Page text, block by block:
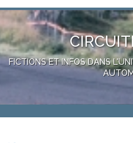
FICTIONS ET INFOS DANS